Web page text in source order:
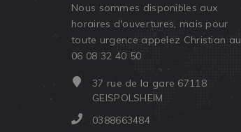
Nous sommes disponibles aux
horaires d'ouvertures, mais pour
toute urgence appelez Christian au
06 08 32 40 50
37 rue de la gare 67118
GEISPOLSHEIM
0388663484